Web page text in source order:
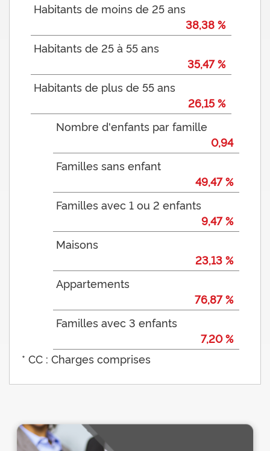
Habitants de moins de 25 ans
38,38 %
Habitants de 25 à 55 ans
35,47 %
Habitants de plus de 55 ans
26,15 %
Nombre d'enfants par famille
0,94
Familles sans enfant
49,47 %
Familles avec 1 ou 2 enfants
9,47 %
Maisons
23,13 %
Appartements
76,87 %
Familles avec 3 enfants
7,20 %
* CC : Charges comprises